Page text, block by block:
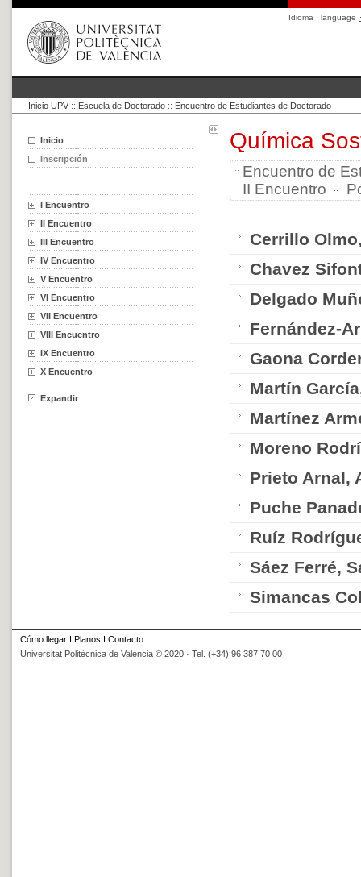
Idioma · language
Inicio UPV :: Escuela de Doctorado :: Encuentro de Estudiantes de Doctorado
Inicio
Inscripción
I Encuentro
II Encuentro
III Encuentro
IV Encuentro
V Encuentro
VI Encuentro
VII Encuentro
VIII Encuentro
IX Encuentro
X Encuentro
Expandir
Química
Encuentro de
II Encuentro
Cerrillo
Chavez
Delgado
Fernández-
Gaona
Martín
Martínez
Moreno
Prieto Arnal,
Puche
Ruíz
Sáez Ferré,
Simancas
Cómo llegar I Planos I Contacto
Universitat Politècnica de València © 2020 · Tel. (+34) 96 387 70 00